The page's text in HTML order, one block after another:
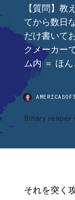
【質問】
てから数日
だけ書いて
クメーカー
ム内 ＝ ほ
Binary reaper
それを突く